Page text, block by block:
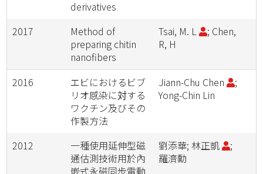
derivatives
2017
Method of
preparing chitin
nanofibers
Tsai, M. L
; Chen,
R, H
2016
エビにおけるビブ
リオ感染に対する
ワクチン及びその
作製方法
Jiann-Chu Chen
;
Yong-Chin Lin
2012
一種使用延伸型磁
通估測技術用於內
嵌式永磁同步電動
劉添華; 林正凱
;
羅濟勳